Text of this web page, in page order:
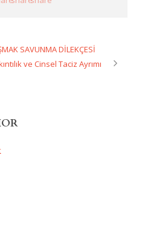
SAVUNMA DİLEKÇESİ
ve Cinsel Taciz Ayrımı